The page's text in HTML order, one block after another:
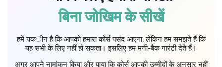
बिना जोखिम के सीखें
हमें यकीन है कि आपको हमारा कोर्स पसंद आएगा, लेकिन हम समझते हैं कि
यह सभी के लिए नहीं हो सकता। इसलिए हम मनी-बैक गारंटी देते हैं।
अगर आपने नामांकन किया और पाया कि कोर्स आपकी उम्मीदों के अनुसार नहीं